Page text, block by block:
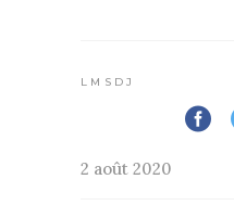
LMSDJ
2 août 2020